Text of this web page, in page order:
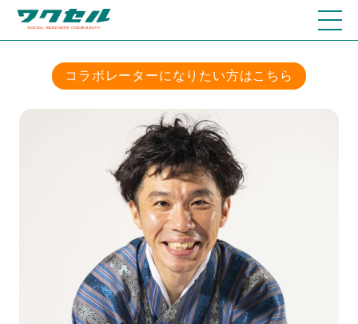
コラボレーターになりたい方はこちら